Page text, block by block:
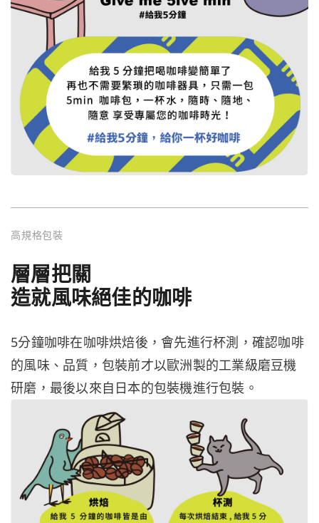
高規格包裝
層層把關
造就風味絕佳的咖啡
5分鐘咖啡在咖啡烘焙後，會先進行杯測，確認咖啡
的風味、品質，包裝前才以歐洲製的工業級磨豆機
研磨，最後以來自日本的包裝機進行包裝。